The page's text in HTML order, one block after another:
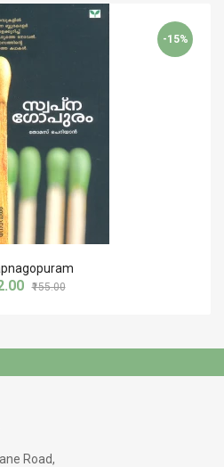
-15%
₹155.00
Road,